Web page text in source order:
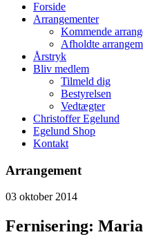
Forside
Arrangementer
Kommende
Afholdte
Årstryk
Bliv medlem
Tilmeld dig
Bestyrelsen
Vedtægter
Christoffer Egelund
Egelund Shop
Kontakt
Arrangement
03 oktober 2014
Fernisering: